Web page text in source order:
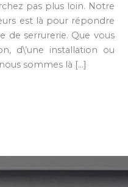
pas plus loin. Notre
est là pour répondre
de serrurerie. Que vous
d\’une installation ou
sommes là […]